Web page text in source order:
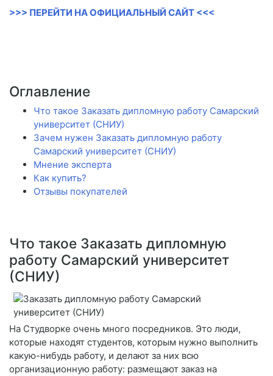
>>> ПЕРЕЙТИ НА ОФИЦИАЛЬНЫЙ САЙТ <<<
Оглавление
Что такое Заказать дипломную работу Самарский
университет (СНИУ)
Зачем нужен Заказать дипломную работу
Самарский университет (СНИУ)
Мнение эксперта
Как купить?
Отзывы покупателей
Что такое Заказать дипломную
работу Самарский университет
(СНИУ)
На Студворке очень много посредников. Это люди,
которые находят студентов, которым нужно выполнить
какую-нибудь работу, и делают за них всю
организационную работу: размещают заказ на